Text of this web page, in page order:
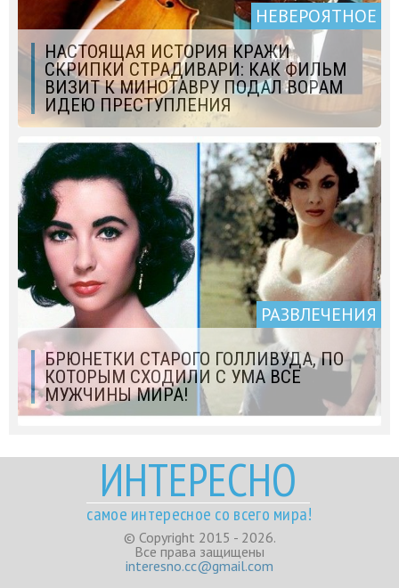
НЕВЕРОЯТНОЕ
НАСТОЯЩАЯ ИСТОРИЯ КРАЖИ
СКРИПКИ СТРАДИВАРИ: КАК ФИЛЬМ
ВИЗИТ К МИНОТАВРУ ПОДАЛ ВОРАМ
ИДЕЮ ПРЕСТУПЛЕНИЯ
РАЗВЛЕЧЕНИЯ
БРЮНЕТКИ СТАРОГО ГОЛЛИВУДА, ПО
КОТОРЫМ СХОДИЛИ С УМА ВСЕ
МУЖЧИНЫ МИРА!
ИНТЕРЕСНО
самое интересное со всего мира!
© Copyright 2015 - 2026.
Все права защищены
interesno.cc@gmail.com